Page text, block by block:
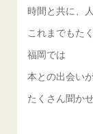
時間と共に、
これまでもた
福岡では
本との出会い
たくさん聞か